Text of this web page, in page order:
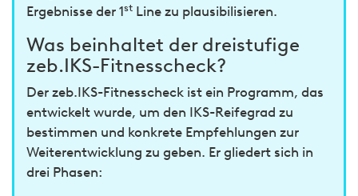
Ergebnisse der 1st Line zu plausibilisieren.
Was beinhaltet der dreistufige
zeb.IKS-Fitnesscheck?
Der zeb.IKS-Fitnesscheck ist ein Programm, das
entwickelt wurde, um den IKS-Reifegrad zu
bestimmen und konkrete Empfehlungen zur
Weiterentwicklung zu geben. Er gliedert sich in
drei Phasen: